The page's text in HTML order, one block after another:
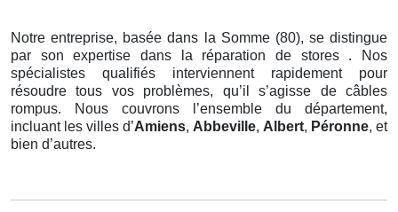
Notre entreprise, basée dans la Somme (80), se distingue
par son expertise dans la réparation de stores . Nos
spécialistes qualifiés interviennent rapidement pour
résoudre tous vos problèmes, qu’il s’agisse de câbles
rompus. Nous couvrons l’ensemble du département,
incluant les villes d’Amiens, Abbeville, Albert, Péronne, et
bien d’autres.